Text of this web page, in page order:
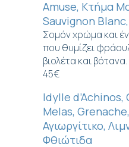
Amuse, Κτήμα
Sauvignon
Σομόν χρώμα και
που θυμίζει
βιολέτα και βότανα.
45€
Idylle
Melas,
Αγιωργίτικο,
Φθιώτιδα